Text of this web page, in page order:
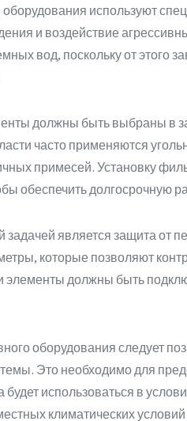
используют
и воздействие
вод, поскольку от этого
должны быть выбраны в
часто применяются
примесей. Установку
обеспечить долгосрочную
является защита от
которые позволяют
элементы должны быть
оборудования следует
Это необходимо для
будет использоваться в
климатических